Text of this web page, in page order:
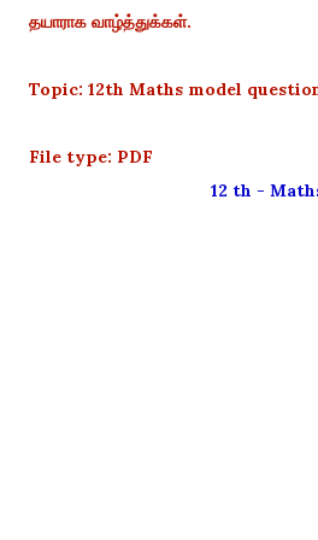
தயாராக வாழ்த்துக்கள்.
Topic: 12th Maths model
File type: PDF
12 th -